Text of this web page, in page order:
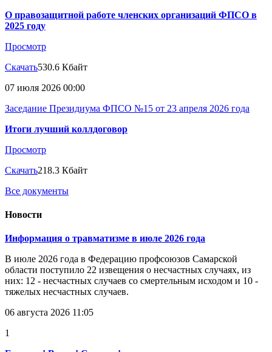
О правозащитной работе членских организаций ФПСО в
2025 году
Просмотр
Скачать530.6 Кбайт
07 июля 2026 00:00
Заседание Президиума ФПСО №15 от 23 апреля 2026 года
Итоги лучший коллдоговор
Просмотр
Скачать218.3 Кбайт
Все документы
Новости
Информация о травматизме в июле 2026 года
В июле 2026 года в Федерацию профсоюзов Самарской
области поступило 22 извещения о несчастных случаях, из
них: 12 - несчастных случаев со смертельным исходом и 10 -
тяжелых несчастных случаев.
06 августа 2026 11:05
1